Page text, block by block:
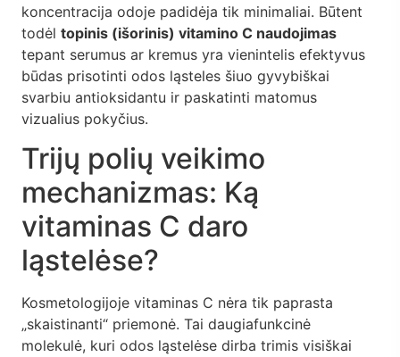
koncentracija odoje padidėja tik minimaliai. Būtent
todėl topinis (išorinis) vitamino C naudojimas
tepant serumus ar kremus yra vienintelis efektyvus
būdas prisotinti odos ląsteles šiuo gyvybiškai
svarbiu antioksidantu ir paskatinti matomus
vizualius pokyčius.
Trijų polių veikimo
mechanizmas: Ką
vitaminas C daro
ląstelėse?
Kosmetologijoje vitaminas C nėra tik paprasta
„skaistinanti“ priemonė. Tai daugiafunkcinė
molekulė, kuri odos ląstelėse dirba trimis visiškai